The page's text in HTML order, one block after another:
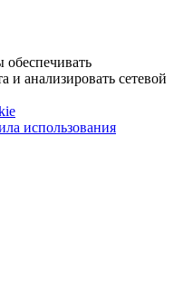
и анализировать сетевой
использования